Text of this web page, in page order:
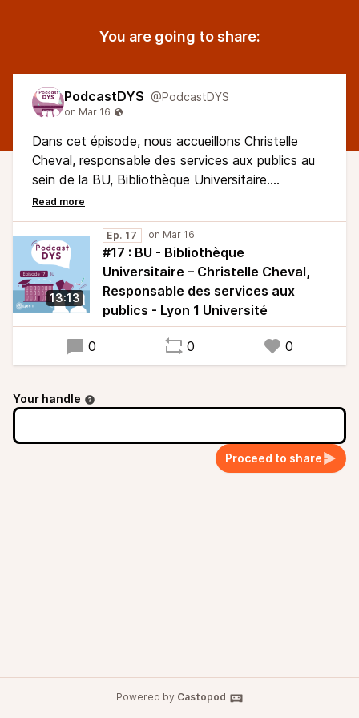
You are going to share:
PodcastDYS @PodcastDYS
Dans cet épisode, nous accueillons Christelle
Cheval, responsable des services aux publics au
sein de la BU, Bibliothèque Universitaire.
Christelle nous raconte comment la BU se place
à l’écoute des personnes étudiantes pour faire
évoluer ses services et ses espaces. Nous
aborderons également ce qui a était réalisé ces
dernières années et les projets à venir avec la
dimension d’hospitalité qui est en train d’émerger.
13:13
Ep. 17
#17 : BU - Bibliothèque
Universitaire – Christelle Cheval,
Responsable des services aux
publics - Lyon 1 Université
0 0 0
Your handle
Proceed to share
Powered by Castopod